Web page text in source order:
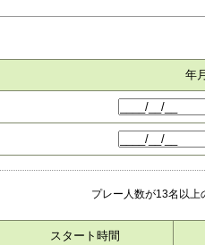
年
プレー人数が13名以
スタート時間